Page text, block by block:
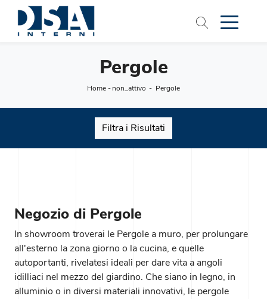
Pergole
Home- non_attivo - Pergole
Filtra i Risultati
Negozio di Pergole
In showroom troverai le Pergole a muro, per prolungare
all'esterno la zona giorno o la cucina, e quelle
autoportanti, rivelatesi ideali per dare vita a angoli
idilliaci nel mezzo del giardino. Che siano in legno, in
alluminio o in diversi materiali innovativi, le pergole